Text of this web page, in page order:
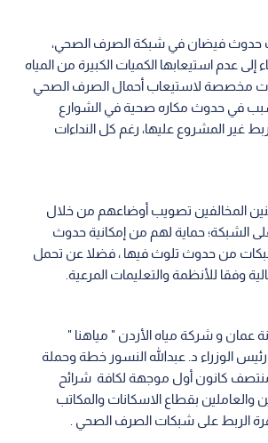
حدوث فيضان في شبكة الصرف الصحي،
عدم استيعابها الكميات الكبيرة من المياه
مخصصة لاستيعاب أحمال الصرف الصحي
في حدوث مكاره صحية في الشوارع
غير المشروع عليها، رغم كل النداءات
المخالفين تصويب أوضاعهم من خلال
الشبكة؛ حماية لهم من إمكانية حدوث
من حدوث تلوث فيها ، فضلا عن تحمل
وفقا للأنظمة والتعليمات المرعية.
عمان و شركة مياه الأردن " مياهنا "
الوزراء د. عبدالله النسور خطة وحملة
كانون أول موجهة لكافة شرائح
والعاملين بقطاع الاسكانات والمكاتب
الربط على شبكات الصرف الصحي .